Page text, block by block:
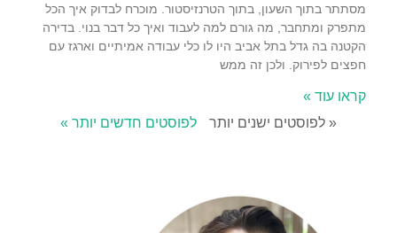
מסתתר בתוך השעון, בתוך הטרנזיסטור. מוכרח לבדוק איך הכל
מתפרק ומתחבר, מה גורם למה לעבוד ואיך כל דבר בנוי. בדירה
הקטנה בה גדל בתל אביב היו לו כלי עבודה אמיתיים וארגז עם
חפצים לפירוק. ולכן זה ממש
קראו עוד »
« לפוסטים ישנים יותר
לפוסטים חדשים יותר »